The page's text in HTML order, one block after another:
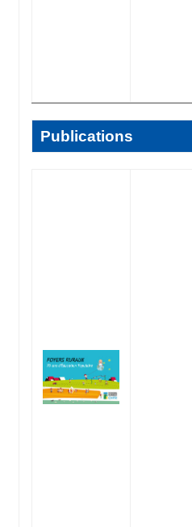
Publications